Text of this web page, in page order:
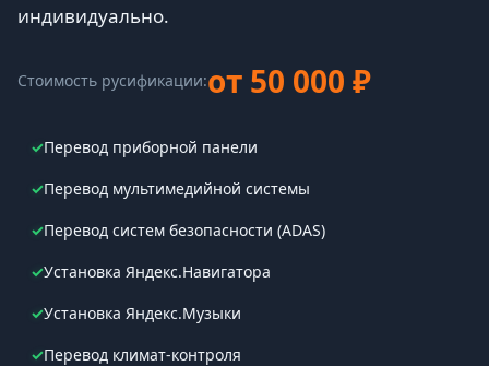
индивидуально.
Стоимость русификации:от 50 000 ₽
✓Перевод приборной панели
✓Перевод мультимедийной системы
✓Перевод систем безопасности (ADAS)
✓Установка Яндекс.Навигатора
✓Установка Яндекс.Музыки
✓Перевод климат-контроля